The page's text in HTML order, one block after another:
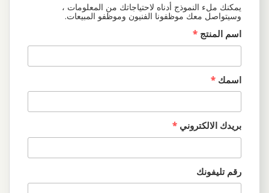
يمكنك ملء النموذج أدناه لاحتياجاتك من المعلومات ،
وسيتواصل معك موظفونا الفنيون وموظفو المبيعات.
اسم المنتج *
اسمك *
بريدك الالكتروني *
رقم تليفونك